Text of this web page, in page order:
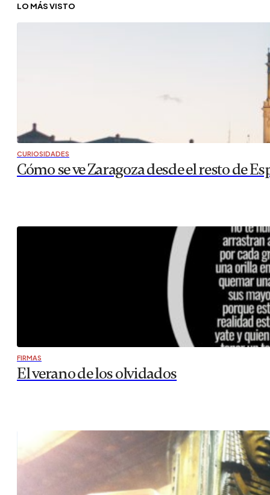
LO MÁS VISTO
CURIOSIDADES
Cómo se ve Zaragoza desde el resto de
FIRMAS
El verano de los olvidados